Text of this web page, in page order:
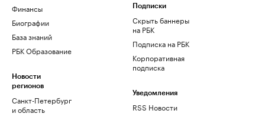
Финансы
Биографии
База знаний
РБК Образование
Новости
регионов
Санкт-Петербург
и область
Подписки
Скрыть баннеры
на РБК
Подписка на РБК
Корпоративная
подписка
Уведомления
RSS Новости